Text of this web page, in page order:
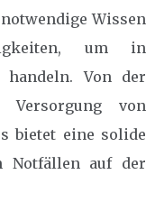
Wissen
um in
handeln. Von der
von
bietet eine solide
Notfällen auf der